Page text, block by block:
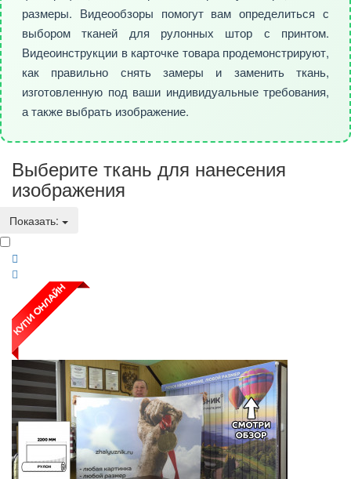
размеры. Видеообзоры помогут вам определиться с
выбором тканей для рулонных штор с принтом.
Видеоинструкции в карточке товара продемонстрируют,
как правильно снять замеры и заменить ткань,
изготовленную под ваши индивидуальные требования,
а также выбрать изображение.
Выберите ткань для нанесения
изображения
Показать: